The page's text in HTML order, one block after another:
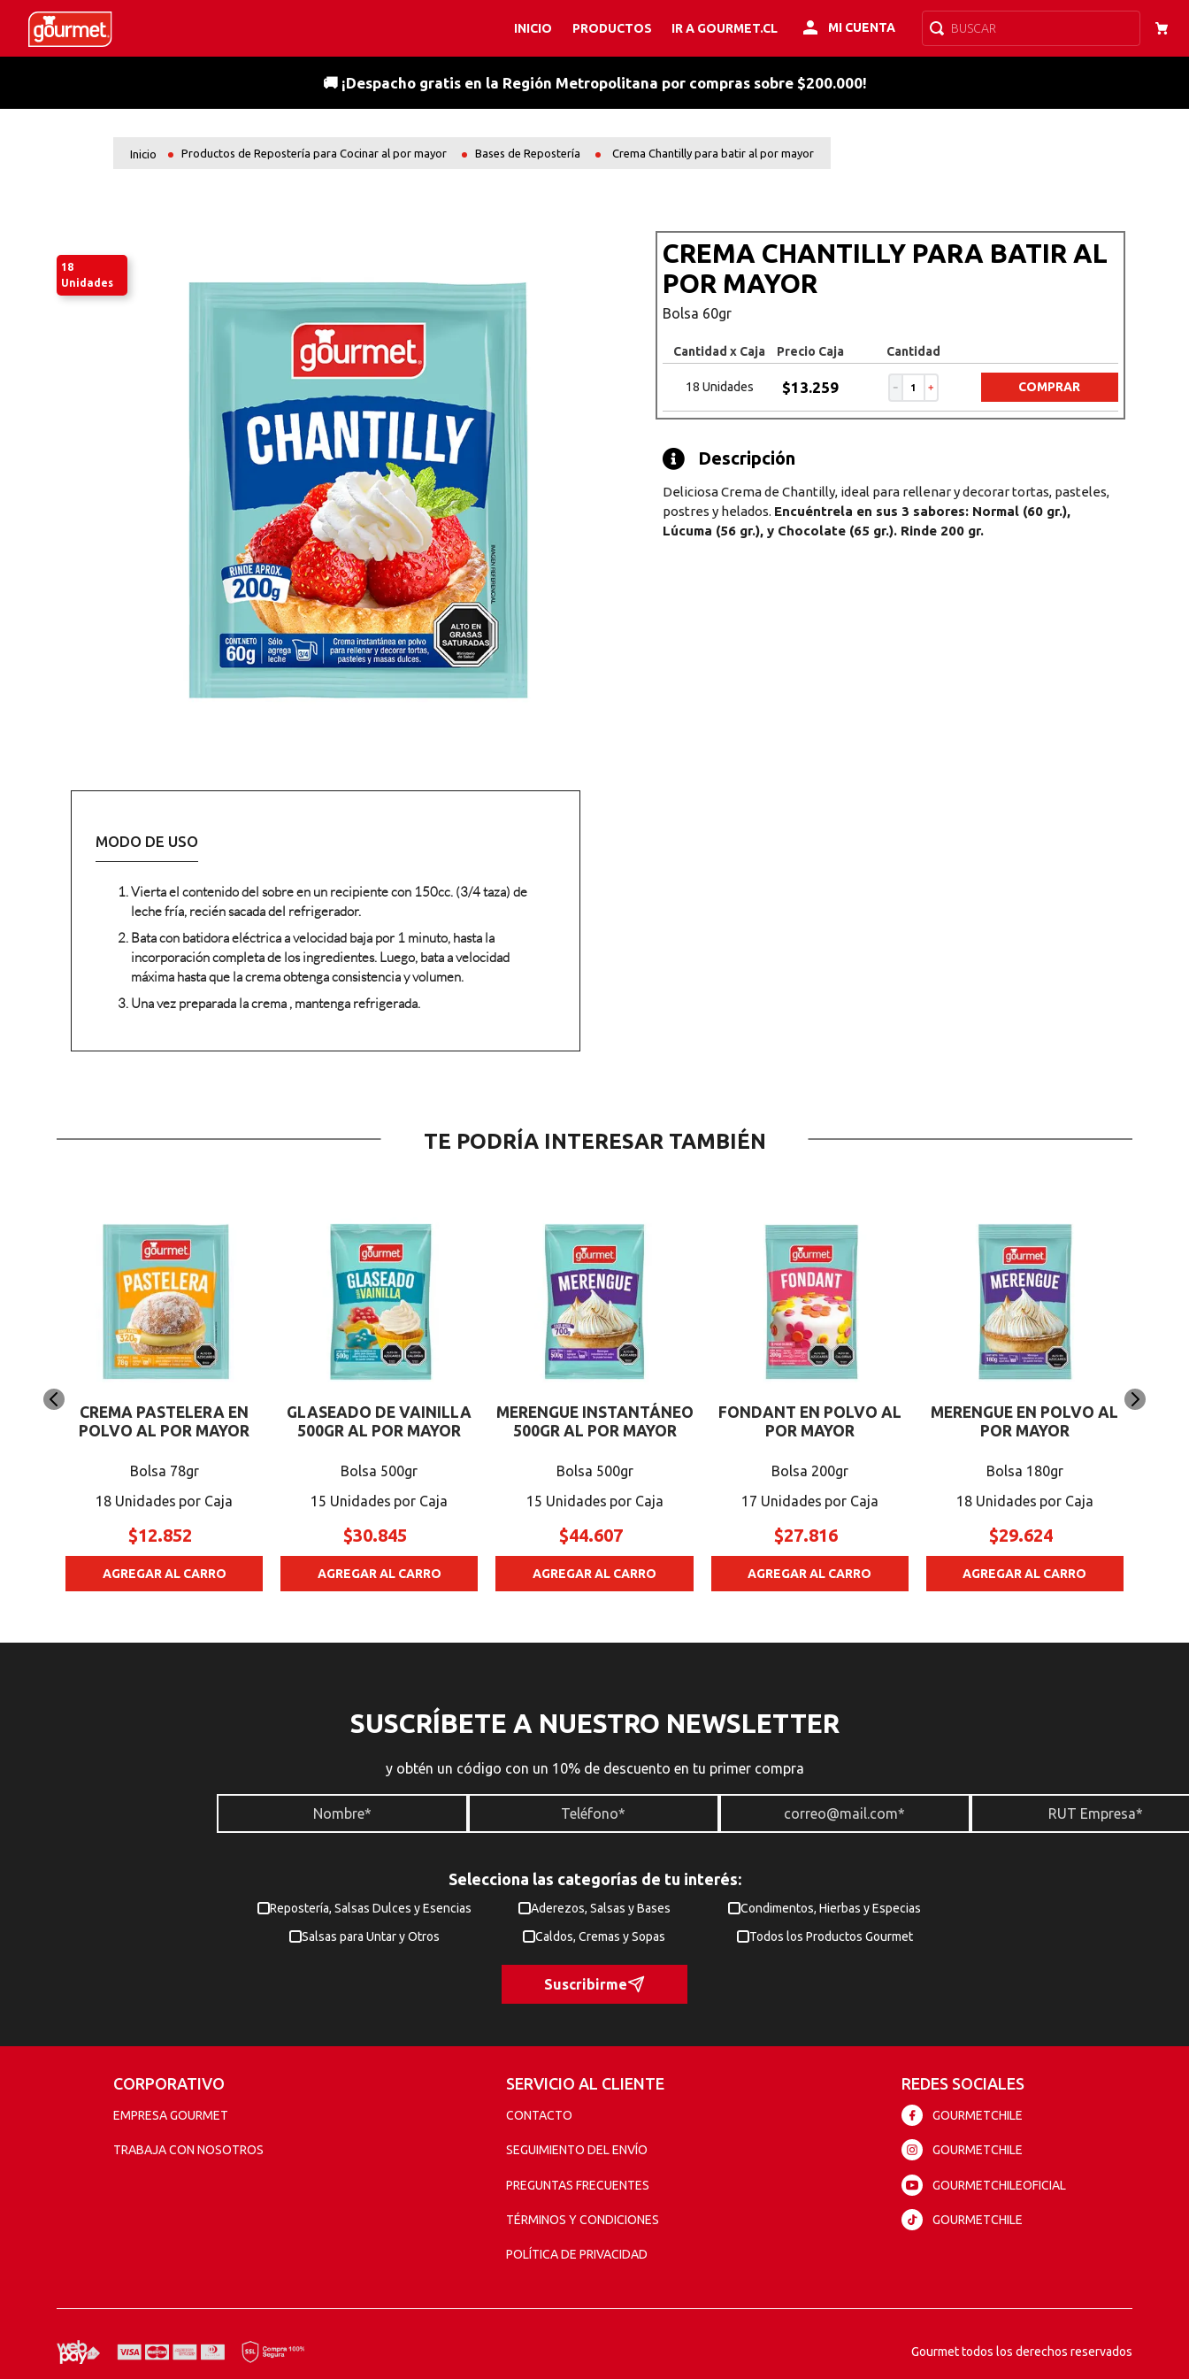
INICIO PRODUCTOS IR A GOURMET.CL MI CUENTA BUSCAR
🚚 ¡Despacho gratis en la Región Metropolitana por compras sobre $200.000!
Productos de Repostería para Cocinar al por mayor Bases de Repostería Crema Chantilly para batir al por mayor
18
Unidades
CREMA CHANTILLY PARA BATIR AL
POR MAYOR
Bolsa 60gr
Cantidad x Caja Precio Caja Cantidad
18 Unidades $13.259 ＋
－ COMPRAR
Descripción del producto
Deliciosa Crema de Chantilly, ideal para rellenar y decorar tortas, pasteles,
postres y helados. Encuéntrela en sus 3 sabores: Normal (60 gr.),
Lúcuma (56 gr.), y Chocolate (65 gr.). Rinde 200 gr.
MODO DE USO
Vierta el contenido del sobre en un recipiente con 150cc. (3/4 taza) de
leche fría, recién sacada del refrigerador.
Bata con batidora eléctrica a velocidad baja por 1 minuto, hasta la
incorporación completa de los ingredientes. Luego, bata a velocidad
máxima hasta que la crema obtenga consistencia y volumen.
Una vez preparada la crema , mantenga refrigerada.
TE PODRÍA INTERESAR TAMBIÉN
CREMA PASTELERA EN
POLVO AL POR MAYOR
Bolsa 78gr
18 Unidades
$12.852
AGREGAR AL CARRO
GLASEADO DE VAINILLA
500GR AL POR MAYOR
Bolsa 500gr
15 Unidades
$30.845
AGREGAR AL CARRO
MERENGUE INSTANTÁNEO
500GR AL POR MAYOR
Bolsa 500gr
15 Unidades
$44.607
AGREGAR AL CARRO
FONDANT EN POLVO AL
POR MAYOR
Bolsa 200gr
17 Unidades
$27.816
AGREGAR AL CARRO
MERENGUE EN POLVO AL
POR MAYOR
Bolsa 180gr
18 Unidades
$29.624
AGREGAR AL CARRO
SUSCRÍBETE A NUESTRO NEWSLETTER
y obtén un código con un 10% de descuento en tu primer compra
Selecciona las categorías de tu interés:
Repostería, Salsas Dulces y Esencias Aderezos, Salsas y Bases
Condimentos, Hierbas y Especias
Salsas para Untar y Otros
Caldos, Cremas y Sopas Todos los Productos Gourmet
Suscribirme
CORPORATIVO
EMPRESA GOURMET
TRABAJA CON NOSOTROS
SERVICIO AL CLIENTE
CONTACTO
SEGUIMIENTO DEL ENVÍO
PREGUNTAS FRECUENTES
TÉRMINOS Y CONDICIONES
POLÍTICA DE PRIVACIDAD
REDES SOCIALES
GOURMETCHILE
GOURMETCHILE
GOURMETCHILEOFICIAL
GOURMETCHILE
Gourmet todos los derechos reservados
chocolate